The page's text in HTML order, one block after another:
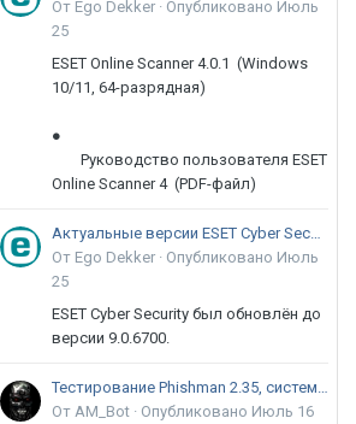
От Ego Dekker · Опубликовано Июль
25
ESET Online Scanner 4.0.1 (Windows
10/11, 64-разрядная)
●
Руководство пользователя ESET
Online Scanner 4 (PDF-файл)
Актуальные версии ESET Cyber Security 9
От Ego Dekker · Опубликовано Июль
25
ESET Cyber Security был обновлён до
версии 9.0.6700.
Тестирование Phishman 2.35, системы повышения осведомлённости пользователей в сфере ИБ
От AM_Bot · Опубликовано Июль 16